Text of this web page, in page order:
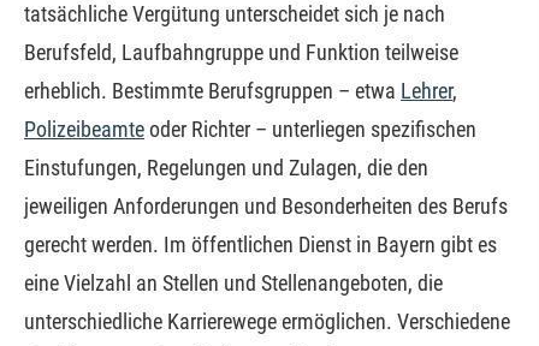
tatsächliche Vergütung unterscheidet sich je nach
Berufsfeld, Laufbahngruppe und Funktion teilweise
erheblich. Bestimmte Berufsgruppen – etwa Lehrer,
Polizeibeamteoder Richter – unterliegen spezifischen
Einstufungen, Regelungen und Zulagen, die den
jeweiligen Anforderungen und Besonderheiten des Berufs
gerecht werden. Im öffentlichen Dienst in Bayern gibt es
eine Vielzahl an Stellen und Stellenangeboten, die
unterschiedliche Karrierewege ermöglichen. Verschiedene